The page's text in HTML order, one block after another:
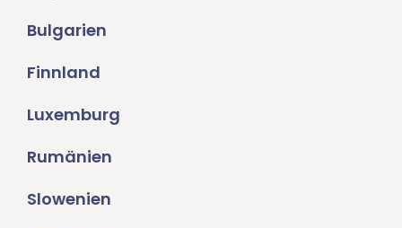
Bulgarien
Finnland
Luxemburg
Rumänien
Slowenien